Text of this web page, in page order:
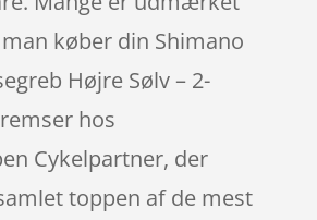
køber din Shimano
Højre Sølv – 2-
hos
Cykelpartner, der
toppen af de mest